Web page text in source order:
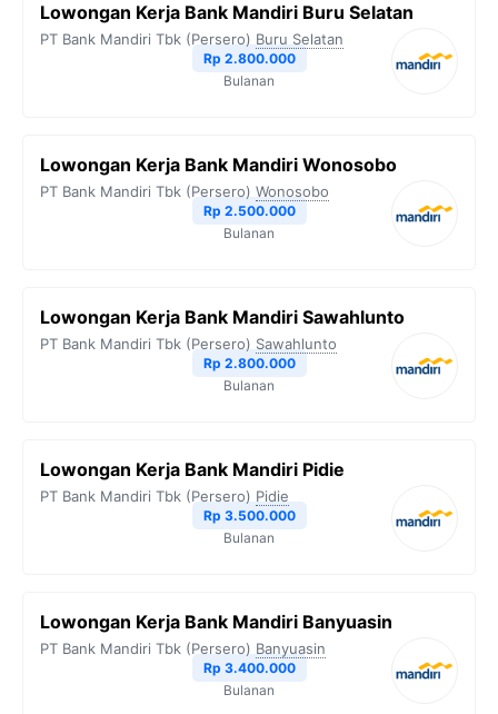
o
e
r
A
n
k
Lowongan Kerja Bank Mandiri Buru Selatan
PT Bank Mandiri Tbk (Persero) Buru Selatan
Rp 2.800.000
Bulanan
Lowongan Kerja Bank Mandiri Wonosobo
PT Bank Mandiri Tbk (Persero) Wonosobo
Rp 2.500.000
Bulanan
Lowongan Kerja Bank Mandiri Sawahlunto
PT Bank Mandiri Tbk (Persero) Sawahlunto
Rp 2.800.000
Bulanan
Lowongan Kerja Bank Mandiri Pidie
PT Bank Mandiri Tbk (Persero) Pidie
Rp 3.500.000
Bulanan
Lowongan Kerja Bank Mandiri Banyuasin
PT Bank Mandiri Tbk (Persero) Banyuasin
Rp 3.400.000
Bulanan